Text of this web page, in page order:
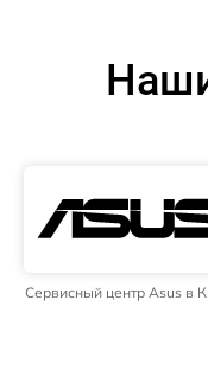
Сервисный центр Asus в